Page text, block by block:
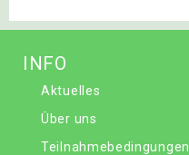
INFO
Aktuelles
Über uns
Teilnahmebedingungen